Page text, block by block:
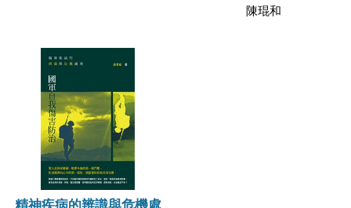
陳琨和
精神疾病的辨識與危機處